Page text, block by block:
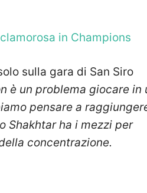
in Champions
sulla gara di San Siro
è un problema giocare in
pensare a
Shakhtar ha i mezzi per
concentrazione.